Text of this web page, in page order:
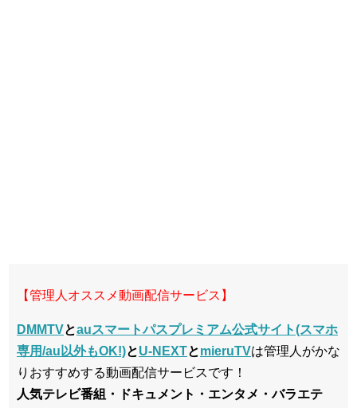
【管理人オススメ動画配信サービス】
DMMTVとauスマートパスプレミアム公式サイト(スマホ
専用/au以外もOK!)とU-NEXTとmieruTVは管理人がかな
りおすすめする動画配信サービスです！
人気テレビ番組・ドキュメント・エンタメ・バラエテ